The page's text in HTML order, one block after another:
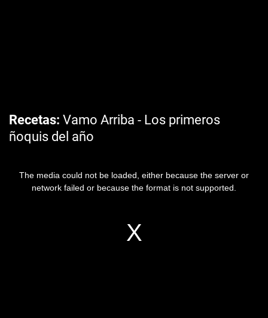
Recetas Vamo Arriba - Los primeros
ñoquis del año
The media could not be loaded, either because the server or
network failed or because the format is not supported.